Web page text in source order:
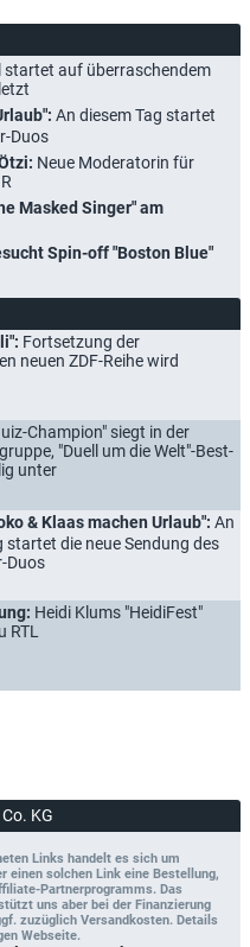
startet auf überraschendem
An diesem Tag startet
Duos
Neue Moderatorin für
Masked Singer" am
Spin-off "Boston Blue"
Fortsetzung der
neuen ZDF-Reihe wird
Champion" siegt in der
"Duell um die Welt"-Best-
unter
& Klaas machen Urlaub": An
startet die neue Sendung des
Duos
Heidi Klums "HeidiFest"
RTL
KG
Links handelt es sich um
solchen Link eine Bestellung,
Partnerprogramms. Das
uns aber bei der Finanzierung
zuzüglich Versandkosten. Details
Webseite.